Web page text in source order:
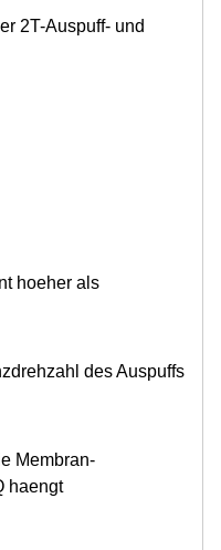
2T-Auspuff- und
hoeher als
des Auspuffs
Membran-
haengt